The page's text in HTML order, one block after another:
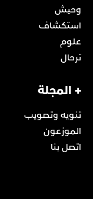
وحيش
استكشاف
علوم
ترحال
+ المجلة
تنويه وتصويب
الموزعون
اتصل بنا